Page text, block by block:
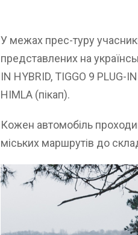
У межах прес-туру
представлених на
IN HYBRID, TIGGO 9 PLUG-
HIMLA (пікап).
Кожен автомобіль
міських маршрутів до